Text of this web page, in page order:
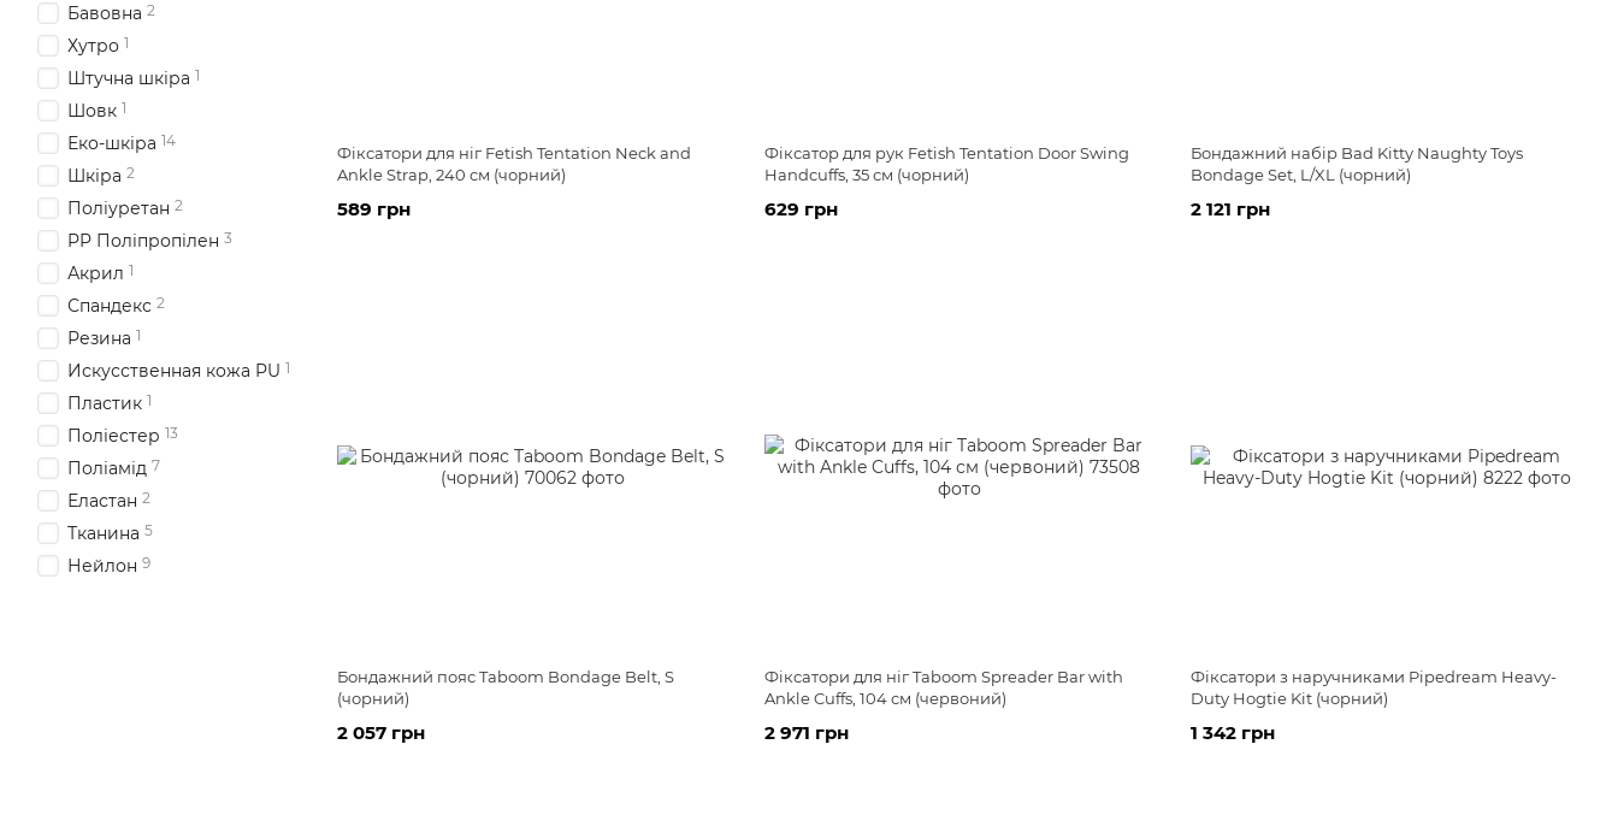
Фіксатори для ніг Fetish Tentation Neck and
Ankle Strap, 240 см (чорний)
589 грн
Фіксатор для рук Fetish Tentation Door Swing
Handcuffs, 35 см (чорний)
629 грн
Бондажний набір Bad Kitty Naughty Toys
Bondage Set, L/XL (чорний)
2 121 грн
Бондажний пояс Taboom Bondage Belt, S
(чорний)
2 057 грн
Фіксатори для ніг Taboom Spreader Bar with
Ankle Cuffs, 104 см (червоний)
2 971 грн
Фіксатори з наручниками Pipedream Heavy-
Duty Hogtie Kit (чорний)
1 342 грн
Бавовна 2
Хутро 1
Штучна шкіра 1
Шовк 1
Еко-шкіра 14
Шкіра 2
Поліуретан 2
PP Поліпропілен 3
Акрил 1
Спандекс 2
Резина 1
Искусственная кожа PU 1
Пластик 1
Поліестер 13
Поліамід 7
Еластан 2
Тканина 5
Нейлон 9